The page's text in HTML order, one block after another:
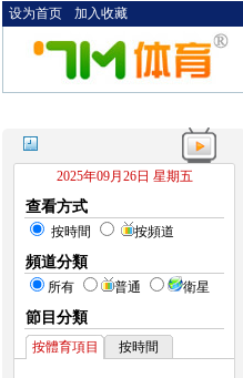
设为首页 加入收藏
2025年09月26日 星期五
查看方式
按時間 按頻道
頻道分類
所有 普通 衛星
節目分類
按體育項目 按時間